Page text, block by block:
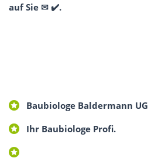
auf Sie ✉ ✔️.
Baubiologe Baldermann UG
Ihr Baubiologe Profi.